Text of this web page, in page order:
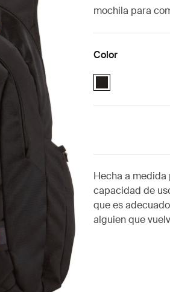
mochila para
Color
Case Logic 16"
Hecha a
capacidad de
que es
alguien que